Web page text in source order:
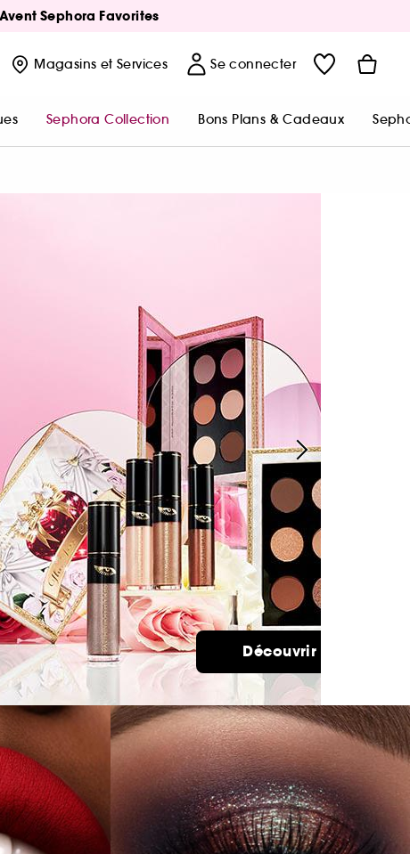
Sephora Favorites
Magasins et Services Se connecter
Sephora Collection Bons Plans & Cadeaux
Découvrir